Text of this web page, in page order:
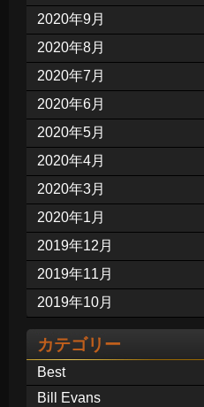
2020年9月
2020年8月
2020年7月
2020年6月
2020年5月
2020年4月
2020年3月
2020年1月
2019年12月
2019年11月
2019年10月
カテゴリー
Best
Bill Evans